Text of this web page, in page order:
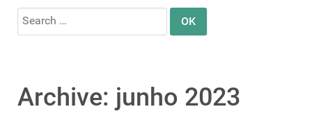
Search
for:
Archive: junho 2023